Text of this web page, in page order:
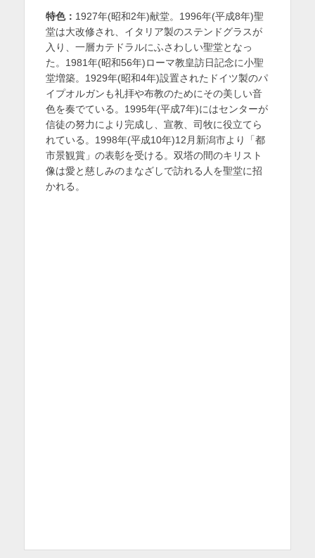
特色： 1927年(昭和2年)献堂。1996年(平成8年)聖
堂は大改修され、イタリア製のステンドグラスが
入り、一層カテドラルにふさわしい聖堂となっ
た。1981年(昭和56年)ローマ教皇訪日記念に小聖
堂増築。1929年(昭和4年)設置されたドイツ製のパ
イプオルガンも礼拝や布教のためにその美しい音
色を奏でている。1995年(平成7年)にはセンターが
信徒の努力により完成し、宣教、司牧に役立てら
れている。1998年(平成10年)12月新潟市より「都
市景観賞」の表彰を受ける。双塔の間のキリスト
像は愛と慈しみのまなざしで訪れる人を聖堂に招
かれる。